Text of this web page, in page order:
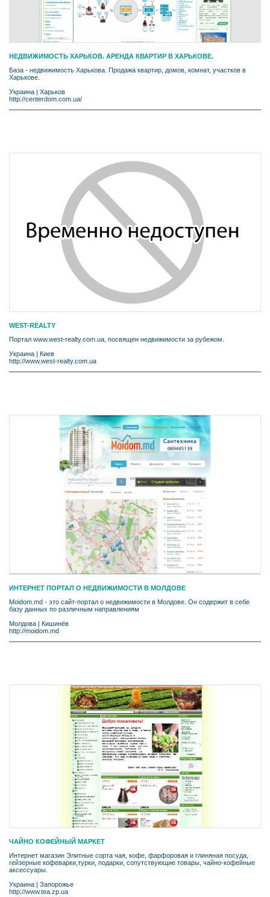
НЕДВИЖИМОСТЬ ХАРЬКОВ. АРЕНДА КВАРТИР В ХАРЬКОВЕ.
База - недвижимость Харькова. Продажа квартир, домов, комнат, участков в
Харькове.
Украина | Харьков
http://centerdom.com.ua/
WEST-REALTY
Портал www.west-realty.com.ua, посвящен недвижимости за рубежом.
Украина | Киев
http://www.west-realty.com.ua
ИНТЕРНЕТ ПОРТАЛ О НЕДВИЖИМОСТИ В MОЛДОВЕ
Moidom.md - это сайт-портал о недвижимости в Молдове. Он содержит в себе
базу данных по различным направлениям
Молдова | Кишинёв
http://moidom.md
ЧАЙНО КОФЕЙНЫЙ МАРКЕТ
Интернет магазин Элитные сорта чая, кофе, фарфоровая и глиняная посуда,
гейзерные кофеварки,турки, подарки, сопутствующие товары, чайно-кофейные
аксессуары.
Украина | Запорожье
http://www.tea.zp.ua